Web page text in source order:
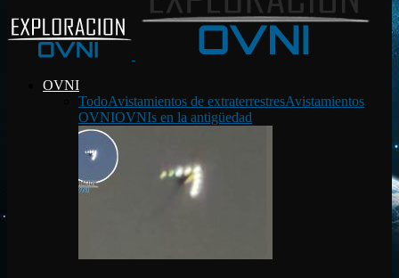
OVNI
TodoAvistamientos de extraterrestresAvistamientos
OVNIOVNIs en la antigüedad